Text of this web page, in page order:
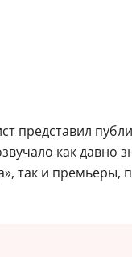
представил
как давно
так и премьеры,